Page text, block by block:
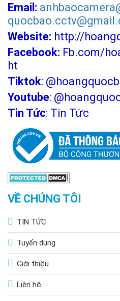
Email:
Website: http://
Facebook: Fb.com/
ht
Tiktok:
Youtube:
Tin Tức: Tin Tức
VỀ CHÚNG TÔI
TIN TỨC
Tuyển dụng
Giới thiệu
Liên hệ